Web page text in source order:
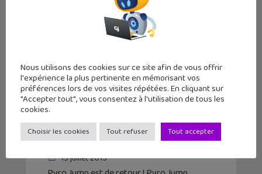
Pyro Jump Rescue : retour de
flamme sur Android et iOS
15 juillet 2015
Nous utilisons des cookies sur ce site afin de vous offrir
l'expérience la plus pertinente en mémorisant vos
préférences lors de vos visites répétées. En cliquant sur
"Accepter tout", vous consentez à l'utilisation de tous les
cookies.
Choisir les cookies Tout refuser Tout accepter